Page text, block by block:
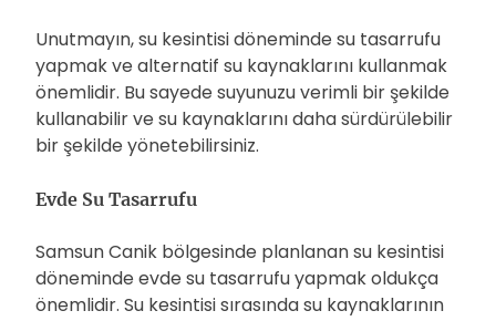
Unutmayın, su kesintisi döneminde su tasarrufu
yapmak ve alternatif su kaynaklarını kullanmak
önemlidir. Bu sayede suyunuzu verimli bir şekilde
kullanabilir ve su kaynaklarını daha sürdürülebilir
bir şekilde yönetebilirsiniz.
Evde Su Tasarrufu
Samsun Canik bölgesinde planlanan su kesintisi
döneminde evde su tasarrufu yapmak oldukça
önemlidir. Su kesintisi sırasında su kaynaklarının